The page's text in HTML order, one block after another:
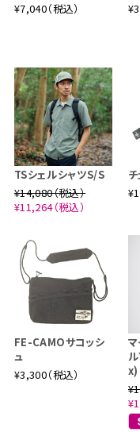
¥7,040（税込）
TSシェルシャツS/S
¥14,080（税込）
¥11,264（税込）
FE-CAMOサコッシ
ュ
¥3,300（税込）
x)